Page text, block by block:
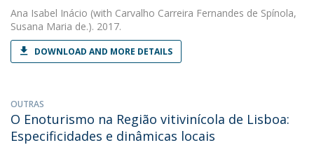
Ana Isabel Inácio (with Carvalho Carreira Fernandes de Spínola,
Susana Maria de.). 2017.
DOWNLOAD AND MORE DETAILS
OUTRAS
O Enoturismo na Região vitivinícola de Lisboa:
Especificidades e dinâmicas locais